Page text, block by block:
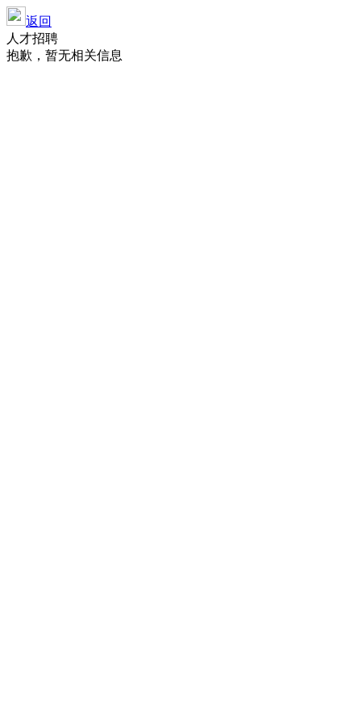
返回
人才招聘
抱歉，暂无相关信息